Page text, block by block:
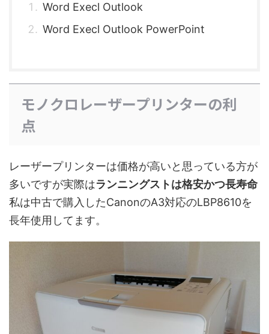
Word Execl Outlook
Word Execl Outlook PowerPoint
モノクロレーザープリンターの利
点
レーザープリンターは価格が高いと思っている方が
多いですが実際はランニングストは格安かつ長寿命
私は中古で購入したCanonのA3対応のLBP8610を
長年使用してます。